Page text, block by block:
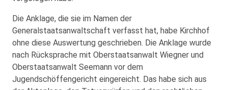
Die Anklage, die sie im Namen der
Generalstaatsanwaltschaft verfasst hat, habe Kirchhof
ohne diese Auswertung geschrieben. Die Anklage wurde
nach Rücksprache mit Oberstaatsanwalt Wiegner und
Oberstaatsanwalt Seemann vor dem
Jugendschöffengericht eingereicht. Das habe sich aus